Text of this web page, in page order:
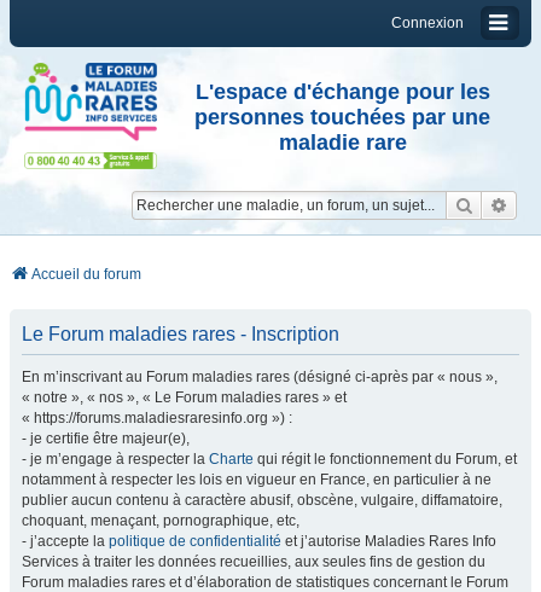
Connexion
L'espace d'échange pour les
personnes touchées par une
maladie rare
Accueil du forum
Le Forum maladies rares - Inscription
En m’inscrivant au Forum maladies rares (désigné ci-après par « nous »,
« notre », « nos », « Le Forum maladies rares » et
« https://forums.maladiesraresinfo.org ») :
- je certifie être majeur(e),
- je m’engage à respecter la Charte qui régit le fonctionnement du Forum, et
notamment à respecter les lois en vigueur en France, en particulier à ne
publier aucun contenu à caractère abusif, obscène, vulgaire, diffamatoire,
choquant, menaçant, pornographique, etc,
- j’accepte la politique de confidentialité et j’autorise Maladies Rares Info
Services à traiter les données recueillies, aux seules fins de gestion du
Forum maladies rares et d’élaboration de statistiques concernant le Forum